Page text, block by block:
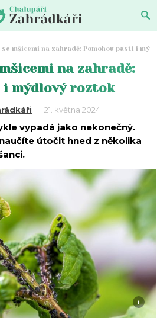
mšicemi na zahradě: Pomohou pasti i
na zahradě:
i mýdlový roztok
21. května 2024
vypadá jako nekonečný.
útočit hned z několika
i